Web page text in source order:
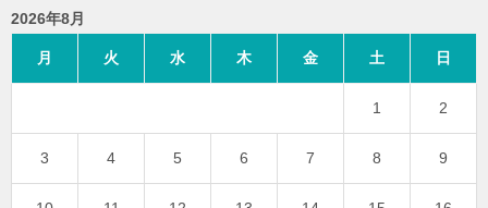
2026年8月
月 火 水 木 金 土 日
1 2
3 4 5 6 7 8 9